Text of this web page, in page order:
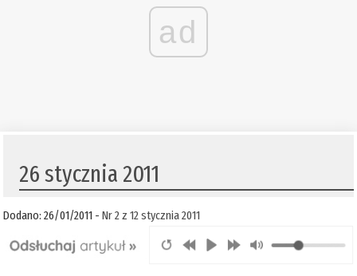
ad
26 stycznia 2011
Dodano: 26/01/2011 -Nr 2 z 12 stycznia 2011